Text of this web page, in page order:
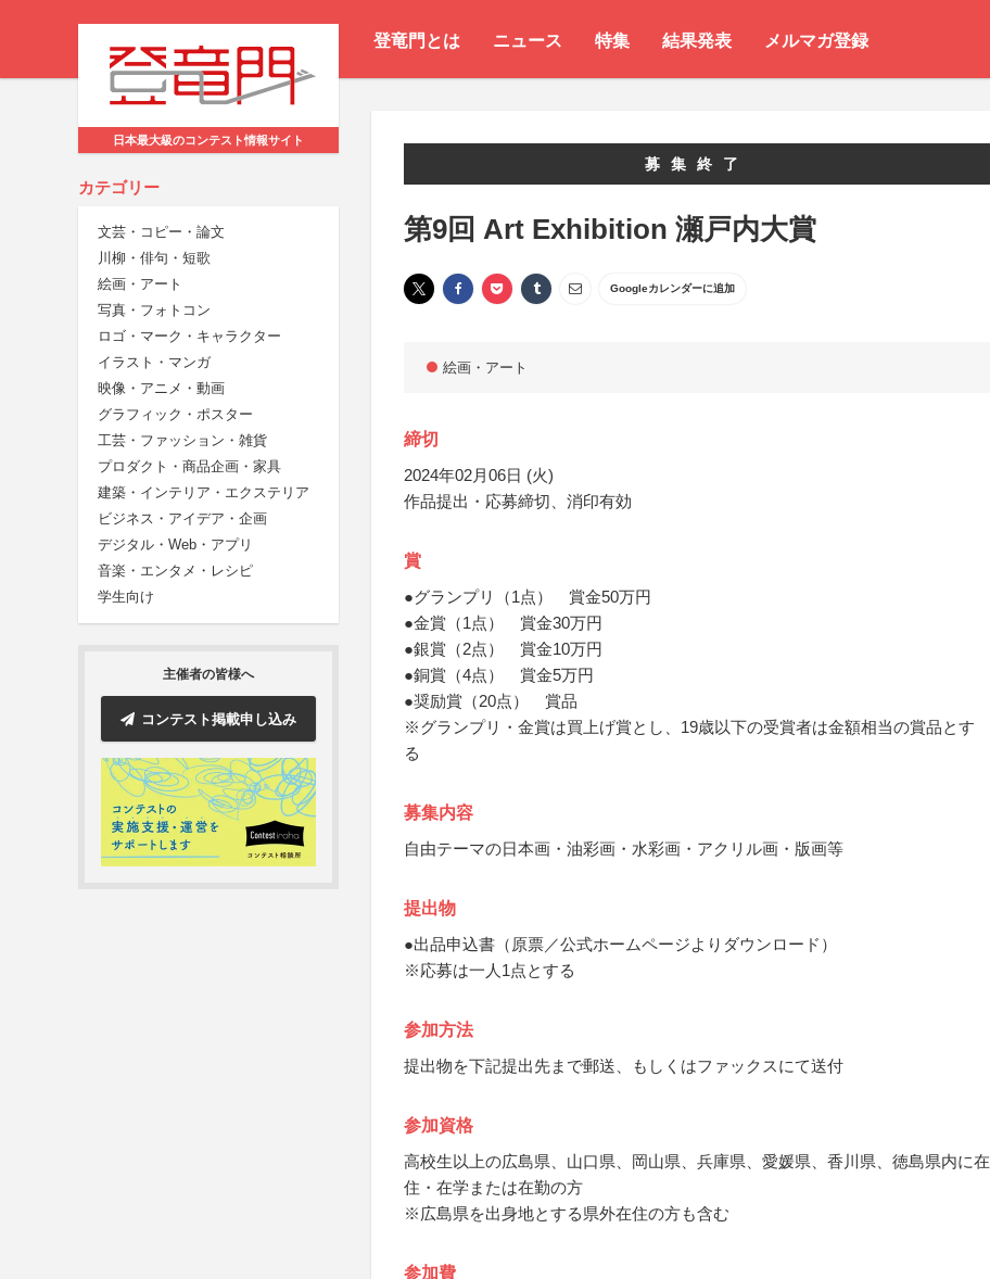
登竜門とは ニュース 特集 結果発表 メルマガ登録
日本最大級のコンテスト情報サイト
カテゴリー
文芸・コピー・論文
川柳・俳句・短歌
絵画・アート
写真・フォトコン
ロゴ・マーク・キャラクター
イラスト・マンガ
映像・アニメ・動画
グラフィック・ポスター
工芸・ファッション・雑貨
プロダクト・商品企画・家具
建築・インテリア・エクステリア
ビジネス・アイデア・企画
デジタル・Web・アプリ
音楽・エンタメ・レシピ
学生向け
主催者の皆様へ
コンテスト掲載申し込み
募集終了
第9回 Art Exhibition 瀬戸内大賞
Googleカレンダーに追加
絵画・アート
締切
2024年02月06日 (火)
作品提出・応募締切、消印有効
賞
●グランプリ（1点） 賞金50万円
●金賞（1点） 賞金30万円
●銀賞（2点） 賞金10万円
●銅賞（4点） 賞金5万円
●奨励賞（20点） 賞品
※グランプリ・金賞は買上げ賞とし、19歳以下の受賞者は金額相当の賞品とす
る
募集内容
自由テーマの日本画・油彩画・水彩画・アクリル画・版画等
提出物
●出品申込書（原票／公式ホームページよりダウンロード）
※応募は一人1点とする
参加方法
提出物を下記提出先まで郵送、もしくはファックスにて送付
参加資格
高校生以上の広島県、山口県、岡山県、兵庫県、愛媛県、香川県、徳島県内に在
住・在学または在勤の方
※広島県を出身地とする県外在住の方も含む
参加費